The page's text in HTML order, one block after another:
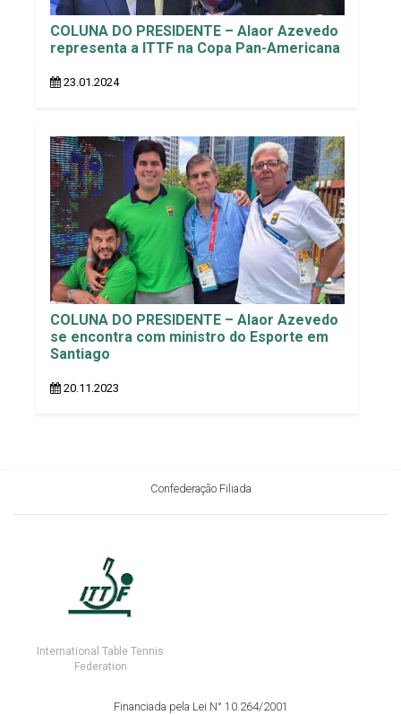
COLUNA DO PRESIDENTE – Alaor Azevedo
representa a ITTF na Copa Pan-Americana
23.01.2024
COLUNA DO PRESIDENTE – Alaor Azevedo
se encontra com ministro do Esporte em
Santiago
20.11.2023
Confederação Filiada
International Table Tennis
Federation
Financiada pela Lei N° 10.264/2001